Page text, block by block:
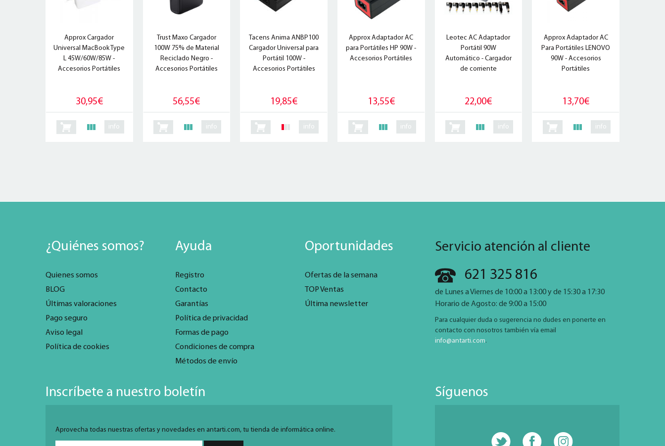
Approx Cargador
Universal MacBook Type
L 45W/60W/85W -
Accesorios Portátiles
30,95€
info
Trust Maxo Cargador
100W 75% de Material
Reciclado Negro -
Accesorios Portátiles
56,55€
info
Tacens Anima ANBP100
Cargador Universal para
Portátil 100W -
Accesorios Portátiles
19,85€
info
Approx Adaptador AC
para Portátiles HP 90W -
Accesorios Portátiles
13,55€
info
Leotec AC Adaptador
Portátil 90W
Automático - Cargador
de corriente
22,00€
info
Approx Adaptador AC
Para Portátiles LENOVO
90W - Accesorios
Portátiles
13,70€
info
¿Quiénes somos?
Quienes somos
BLOG
Últimas valoraciones
Pago seguro
Aviso legal
Política de cookies
Ayuda
Registro
Contacto
Garantías
Política de privacidad
Formas de pago
Condiciones de compra
Métodos de envío
Oportunidades
Ofertas de la semana
TOP Ventas
Última newsletter
Servicio atención al cliente
621 325 816
de Lunes a Viernes de 10:00 a 13:00 y de 15:30 a 17:30
Horario de Agosto: de 9:00 a 15:00
Para cualquier duda o sugerencia no dudes en ponerte en
contacto con nosotros también vía email
info@antarti.com.
Inscríbete a nuestro boletín
Aprovecha todas nuestras ofertas y novedades en antarti.com, tu tienda de informática online.
Síguenos